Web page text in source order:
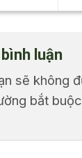
luận
sẽ không
bắt